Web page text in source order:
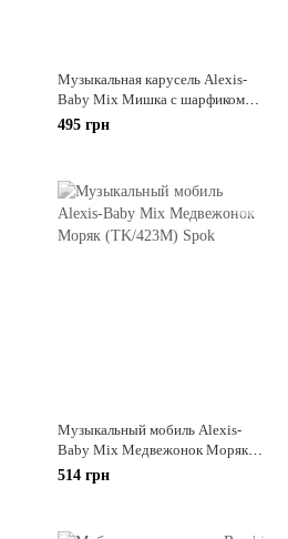
Музыкальная карусель Alexis-
Baby Mix Мишка с шарфиком
(TK/410M)
495 грн
Музыкальный мобиль Alexis-
Baby Mix Медвежонок Моряк
(TK/423M)
514 грн